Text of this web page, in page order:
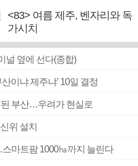
<83> 여름 제주, 벤자리와 독
가시치
널 옆에 선다(종합)
이냐 제주냐’ 10일 결정
된 부산…우려가 현실로
위 설치
스마트팜 1000㏊까지 늘린다